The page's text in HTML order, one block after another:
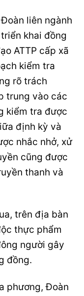
liên ngành
khai đồng
ATTP cấp xã
kiểm tra
rõ trách
trung vào các
kiểm tra được
định kỳ và
nhắc nhở, xử
cũng được
thanh và
trên địa bàn
thực phẩm
người gây
đồng.
phương, Đoàn